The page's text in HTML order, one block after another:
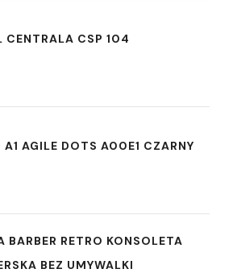
CENTRALA CSP 104
AGILE DOTS A00E1 CZARNY
BARBER RETRO KONSOLETA
BEZ UMYWALKI